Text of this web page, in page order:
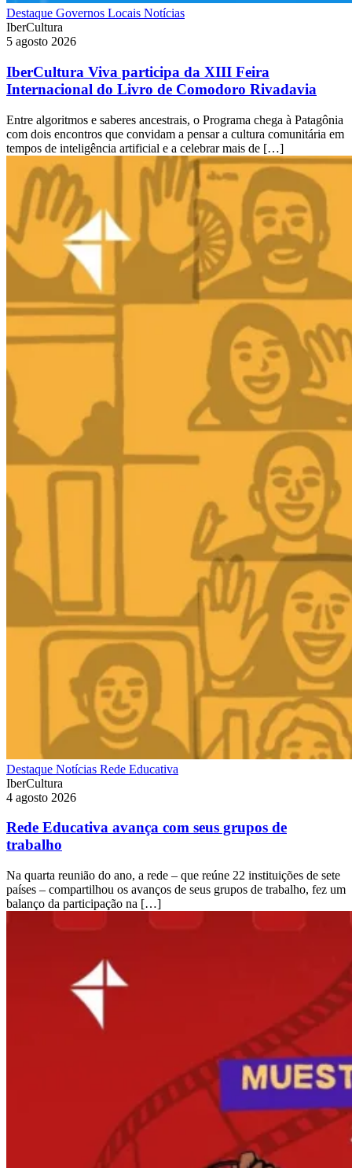
Destaque Governos Locais Notícias
IberCultura
5 agosto 2026
IberCultura Viva participa da XIII Feira
Internacional do Livro de Comodoro Rivadavia
Entre algoritmos e saberes ancestrais, o Programa chega à Patagônia
com dois encontros que convidam a pensar a cultura comunitária em
tempos de inteligência artificial e a celebrar mais de […]
Destaque Notícias Rede Educativa
IberCultura
4 agosto 2026
Rede Educativa avança com seus grupos de
trabalho
Na quarta reunião do ano, a rede – que reúne 22 instituições de sete
países – compartilhou os avanços de seus grupos de trabalho, fez um
balanço da participação na […]